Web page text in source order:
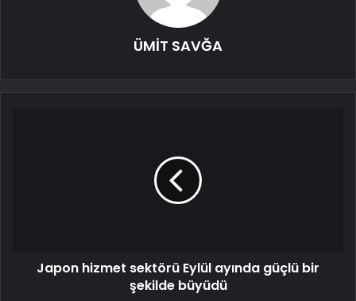
ÜMİT SAVĞA
Japon hizmet sektörü Eylül ayında güçlü bir
şekilde büyüdü